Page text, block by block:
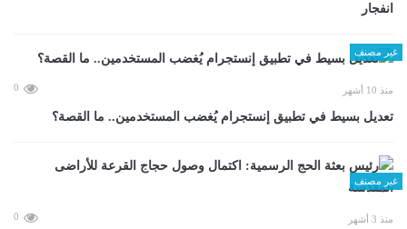
انفجار
غير مصنف
منذ 10 أشهر 0
تعديل بسيط في تطبيق إنستجرام يُغضب المستخدمين.. ما القصة؟
غير مصنف
منذ 3 أشهر 0